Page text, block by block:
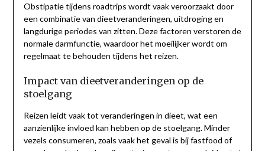
Obstipatie tijdens roadtrips wordt vaak veroorzaakt door
een combinatie van dieetveranderingen, uitdroging en
langdurige periodes van zitten. Deze factoren verstoren de
normale darmfunctie, waardoor het moeilijker wordt om
regelmaat te behouden tijdens het reizen.
Impact van dieetveranderingen op de
stoelgang
Reizen leidt vaak tot veranderingen in dieet, wat een
aanzienlijke invloed kan hebben op de stoelgang. Minder
vezels consumeren, zoals vaak het geval is bij fastfood of